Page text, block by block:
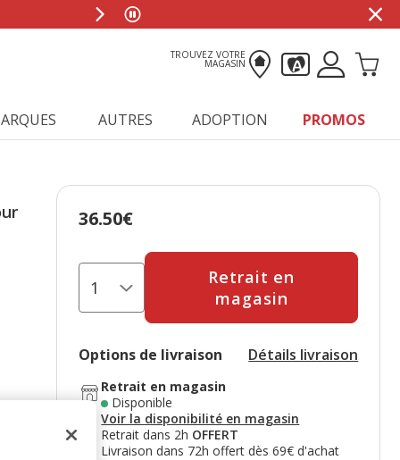
TROUVEZ VOTRE
MAGASIN
AUTRES ADOPTION PROMOS
Prix 36.50€
36.50€
Retrait en
magasin
Options de livraison Détails livraison
Retrait en magasin
Disponible
Voir la disponibilité en magasin
Retrait dans 2h OFFERT
Livraison dans 72h offert dès 69€ d'achat